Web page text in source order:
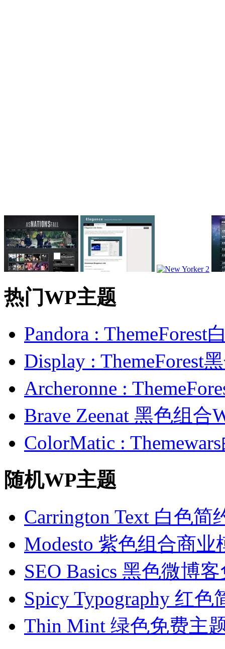
热门WP主题
Pandora : ThemeForest
Display : ThemeForest
Archeronne :
Brave Zeenat 黑色组合
ColorMatic :
随机WP主题
Carrington Text 白色简
Modesto 紫色组合商业
SEO Basics 黑色微博
Spicy Typography 红
Thin Mint 绿色免费主